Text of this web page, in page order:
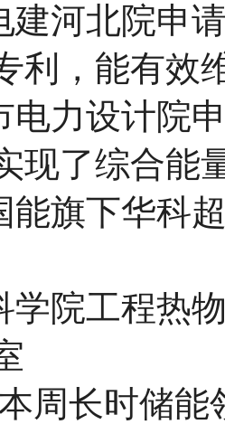
建河北院申
利，能有效
电力设计院
现了综合能
能旗下华科
学院工程热
周长时储能